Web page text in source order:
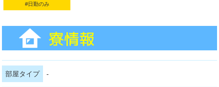
#日勤のみ
部屋タイプ -